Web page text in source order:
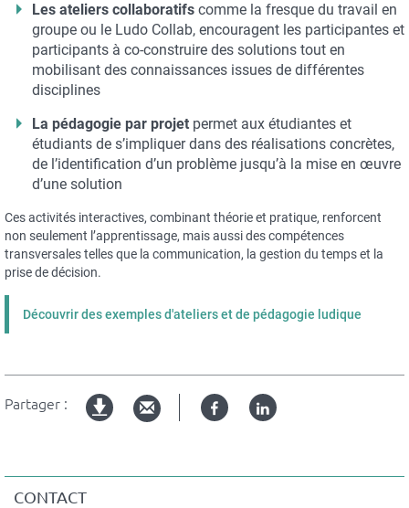
Les ateliers collaboratifs comme la fresque du travail en
groupe ou le Ludo Collab, encouragent les participantes et
participants à co-construire des solutions tout en
mobilisant des connaissances issues de différentes
disciplines
La pédagogie par projet permet aux étudiantes et
étudiants de s’impliquer dans des réalisations concrètes,
de l’identification d’un problème jusqu’à la mise en œuvre
d’une solution
Ces activités interactives, combinant théorie et pratique, renforcent
non seulement l’apprentissage, mais aussi des compétences
transversales telles que la communication, la gestion du temps et la
prise de décision.
Découvrir des exemples d'ateliers et de pédagogie ludique
Partager : FacebookLinked
CONTACT